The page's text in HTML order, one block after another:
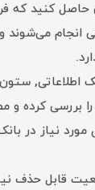
حاصل کنید که
انجام
اطلاعاتی,
بررسی کرده
نیاز در
قابل حذف